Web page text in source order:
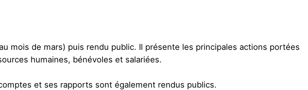
mois de mars) puis rendu public. Il présente les principales actions portées
humaines, bénévoles et salariées.
et ses rapports sont également rendus publics.